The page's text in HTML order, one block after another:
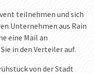
teilnehmen und sich
Unternehmen aus Rain
eine Mail an
in den Verteiler auf.
von der Stadt